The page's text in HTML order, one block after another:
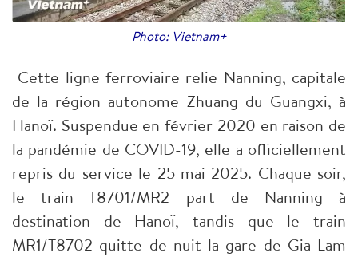
Photo: Vietnam+
Cette ligne ferroviaire relie Nanning, capitale
de la région autonome Zhuang du Guangxi, à
Hanoï. Suspendue en février 2020 en raison de
la pandémie de COVID-19, elle a officiellement
repris du service le 25 mai 2025. Chaque soir,
le train T8701/MR2 part de Nanning à
destination de Hanoï, tandis que le train
MR1/T8702 quitte de nuit la gare de Gia Lam